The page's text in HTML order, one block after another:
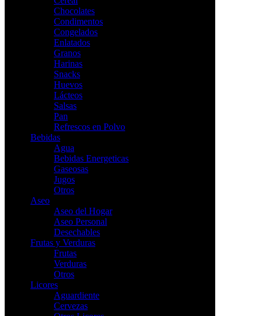
Chocolates
Condimentos
Congelados
Enlatados
Granos
Harinas
Snacks
Huevos
Lácteos
Salsas
Pan
Refrescos en Polvo
Bebidas
Agua
Bebidas Energeticas
Gaseosas
Jugos
Otros
Aseo
Aseo del Hogar
Aseo Personal
Desechables
Frutas y Verduras
Frutas
Verduras
Otros
Licores
Aguardiente
Cervezas